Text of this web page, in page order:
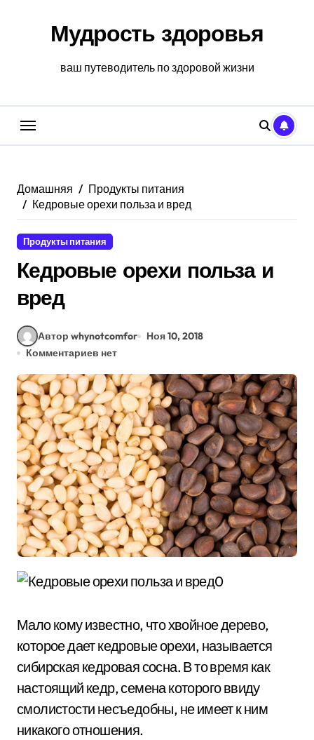
содержаниюМудрость здоровья
ваш путеводитель по здоровой жизни
Домашняя
Продукты питания
Кедровые орехи польза и вред
Продукты питания
Кедровые орехи польза и
вред
Автор whynotcomfor
Ноя 10, 2018
Комментариев нет
Мало кому известно, что хвойное дерево,
которое дает кедровые орехи, называется
сибирская кедровая сосна. В то время как
настоящий кедр, семена которого ввиду
смолистости несъедобны, не имеет к ним
никакого отношения.